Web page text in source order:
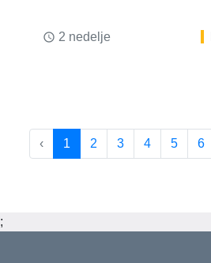
access_time 2 nedelje
‹ 1 2 3 4 5 6
;